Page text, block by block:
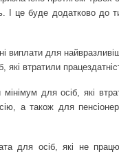
І це буде додатково до
виплати для
втратили
для осіб, які
а також для
для осіб, які не